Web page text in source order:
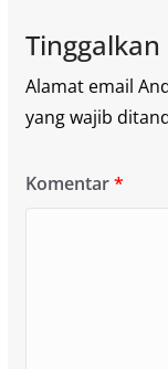
Tinggalkan
Alamat email
yang wajib
Komentar*